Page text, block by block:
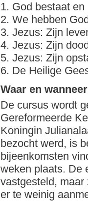
1. God bestaat
2. We hebben
3. Jezus: Zijn
4. Jezus: Zijn
5. Jezus: Zijn
6. De Heilige
Waar en
De cursus wordt
Gereformeerde
Koningin
bezocht werd, is
bijeenkomsten
weken plaats. De
vastgesteld,
er te weinig